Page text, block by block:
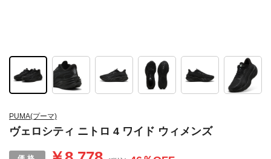
PUMA(プーマ)
ヴェロシティ ニトロ 4 ワイド ウィメンズ